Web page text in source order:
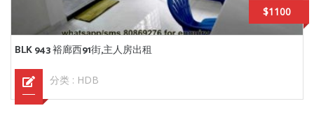
$1100
BLK 943 裕廊西91街,主人房出租
分类 : HDB